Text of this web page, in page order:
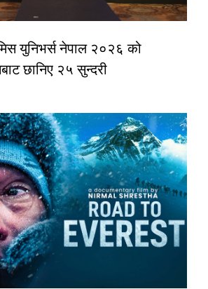
युनिभर्स नेपाल २०२६ को
छानिए २५ सुन्दरी